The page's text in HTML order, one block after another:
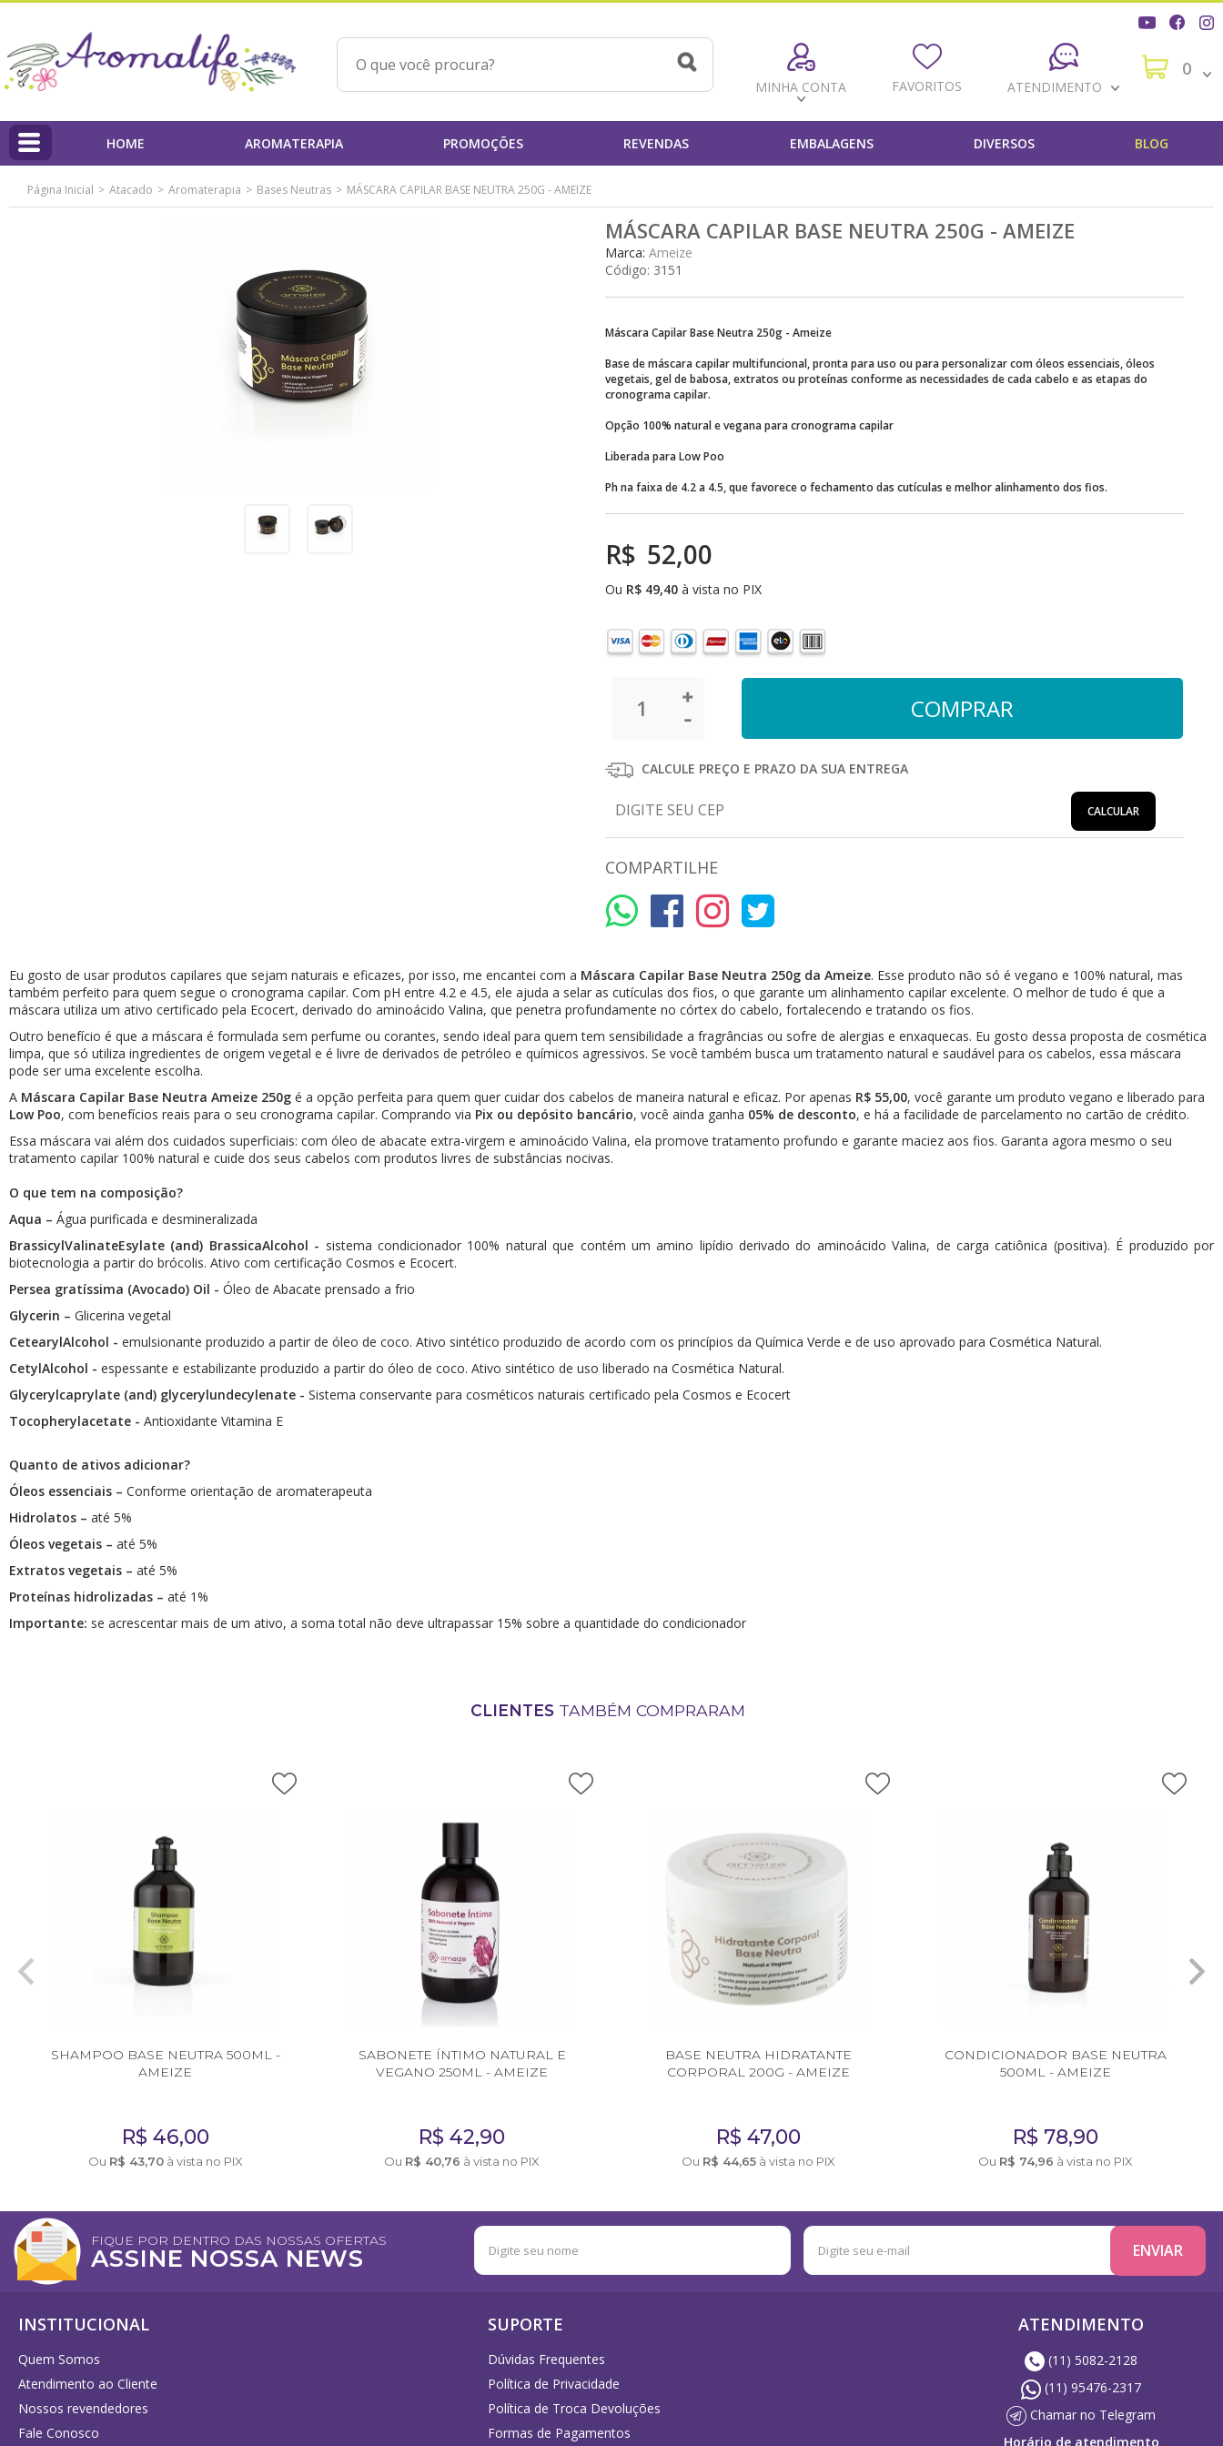
MINHA CONTA FAVORITOS ATENDIMENTO
0
HOME
PAP'AROMA - Projeto Aromaterapia na Prática
Óleos Corporais
PROMOÇÕES
Agosto na Aromalife
XEPA AROMALIFE
Revendas
Consultor de Vendas
Distribuição
Frascos Rosca 18
Flaconete Rosca 13
Flaconete Rosca 15
Pote 30 ml
Pote 33 ml
HOME AROMATERAPIA PROMOÇÕES REVENDAS EMBALAGENS DIVERSOS BLOG
Página Inicial Atacado Aromaterapia Bases Neutras MÁSCARA CAPILAR BASE NEUTRA 250G - AMEIZE
MÁSCARA CAPILAR BASE NEUTRA 250G - AMEIZE
Marca:Ameize
Código: 3151
Máscara Capilar Base Neutra 250g - Ameize
Base de máscara capilar multifuncional, pronta para uso ou para personalizar com óleos essenciais, óleos
vegetais, gel de babosa, extratos ou proteínas conforme as necessidades de cada cabelo e as etapas do
cronograma capilar.
Opção 100% natural e vegana para cronograma capilar
Liberada para Low Poo
Ph na faixa de 4.2 a 4.5, que favorece o fechamento das cutículas e melhor alinhamento dos fios.
R$ 52,00
Ou R$ 49,40 à vista no PIX
CALCULE PREÇO E PRAZO DA SUA ENTREGA
CALCULAR
COMPARTILHE
Eu gosto de usar produtos capilares que sejam naturais e eficazes, por isso, me encantei com a Máscara Capilar Base Neutra 250g da Ameize. Esse produto não só é vegano e 100% natural, mas
também perfeito para quem segue o cronograma capilar. Com pH entre 4.2 e 4.5, ele ajuda a selar as cutículas dos fios, o que garante um alinhamento capilar excelente. O melhor de tudo é que a
máscara utiliza um ativo certificado pela Ecocert, derivado do aminoácido Valina, que penetra profundamente no córtex do cabelo, fortalecendo e tratando os fios.
Outro benefício é que a máscara é formulada sem perfume ou corantes, sendo ideal para quem tem sensibilidade a fragrâncias ou sofre de alergias e enxaquecas. Eu gosto dessa proposta de cosmética
limpa, que só utiliza ingredientes de origem vegetal e é livre de derivados de petróleo e químicos agressivos. Se você também busca um tratamento natural e saudável para os cabelos, essa máscara
pode ser uma excelente escolha.
A Máscara Capilar Base Neutra Ameize 250g é a opção perfeita para quem quer cuidar dos cabelos de maneira natural e eficaz. Por apenas R$ 55,00, você garante um produto vegano e liberado para
Low Poo, com benefícios reais para o seu cronograma capilar. Comprando via Pix ou depósito bancário, você ainda ganha 05% de desconto, e há a facilidade de parcelamento no cartão de crédito.
Essa máscara vai além dos cuidados superficiais: com óleo de abacate extra-virgem e aminoácido Valina, ela promove tratamento profundo e garante maciez aos fios. Garanta agora mesmo o seu
tratamento capilar 100% natural e cuide dos seus cabelos com produtos livres de substâncias nocivas.
O que tem na composição?
Aqua – Água purificada e desmineralizada
BrassicylValinateEsylate (and) BrassicaAlcohol - sistema condicionador 100% natural que contém um amino lipídio derivado do aminoácido Valina, de carga catiônica (positiva). É produzido por
biotecnologia a partir do brócolis. Ativo com certificação Cosmos e Ecocert.
Persea gratíssima (Avocado) Oil - Óleo de Abacate prensado a frio
Glycerin – Glicerina vegetal
CetearylAlcohol - emulsionante produzido a partir de óleo de coco. Ativo sintético produzido de acordo com os princípios da Química Verde e de uso aprovado para Cosmética Natural.
CetylAlcohol - espessante e estabilizante produzido a partir do óleo de coco. Ativo sintético de uso liberado na Cosmética Natural.
Glycerylcaprylate (and) glycerylundecylenate - Sistema conservante para cosméticos naturais certificado pela Cosmos e Ecocert
Tocopherylacetate - Antioxidante Vitamina E
Quanto de ativos adicionar?
Óleos essenciais – Conforme orientação de aromaterapeuta
Hidrolatos – até 5%
Óleos vegetais – até 5%
Extratos vegetais – até 5%
Proteínas hidrolizadas – até 1%
Importante: se acrescentar mais de um ativo, a soma total não deve ultrapassar 15% sobre a quantidade do condicionador
CLIENTES TAMBÉM COMPRARAM
SHAMPOO BASE NEUTRA 500ML -
AMEIZE
R$ 46,00
Ou R$ 43,70à vista no PIX
SABONETE ÍNTIMO NATURAL E
VEGANO 250ML - AMEIZE
R$42,90
Ou R$ 40,76 à vista no PIX
BASE NEUTRA HIDRATANTE
CORPORAL 200G - AMEIZE
R$47,00
Ou R$ 44,65 à vista no PIX
CONDICIONADOR BASE NEUTRA
500ML - AMEIZE
R$ 78,90
Ou R$ 74,96 à vista no PIX
FIQUE POR DENTRO DAS NOSSAS OFERTAS
ASSINE NOSSA NEWS
INSTITUCIONAL
Quem Somos
Atendimento ao Cliente
Nossos revendedores
Fale Conosco
SUPORTE
Dúvidas Frequentes
Política de Privacidade
Política de Troca Devoluções
Formas de Pagamentos
ATENDIMENTO
(11) 5082-2128
(11) 95476-2317
Chamar no Telegram
Horário de atendimento